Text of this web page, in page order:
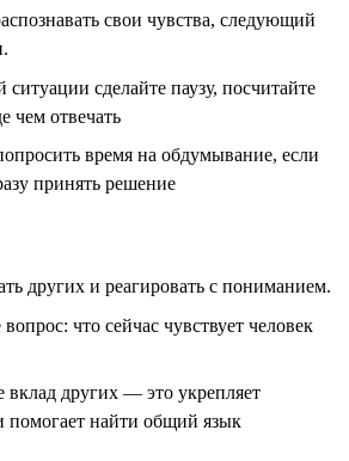
свои чувства, следующий
ситуации сделайте паузу, посчитайте
чем отвечать
время на обдумывание, если
принять решение
других и реагировать с пониманием.
вопрос: что сейчас чувствует человек
вклад других — это укрепляет
помогает найти общий язык